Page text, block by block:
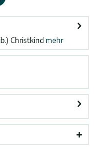
Christkind mehr